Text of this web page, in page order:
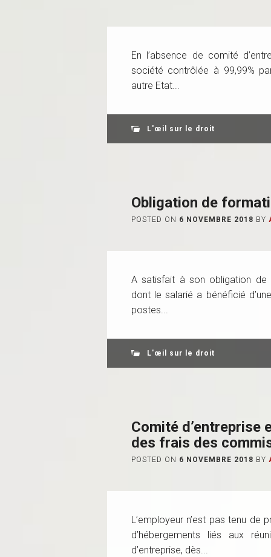
En l’absence de comité
société contrôlée à 99,99%
autre Etat...
L'œil sur le droit
Obligation de
POSTED ON 6 NOVEMBRE 2018 BY
A satisfait à son obligation de
dont le salarié a bénéficié
postes...
L'œil sur le droit
Comité d’entreprise
des frais des
POSTED ON 6 NOVEMBRE 2018 BY
L’employeur n’est pas tenu
d’hébergements liés aux
d’entreprise, dès...